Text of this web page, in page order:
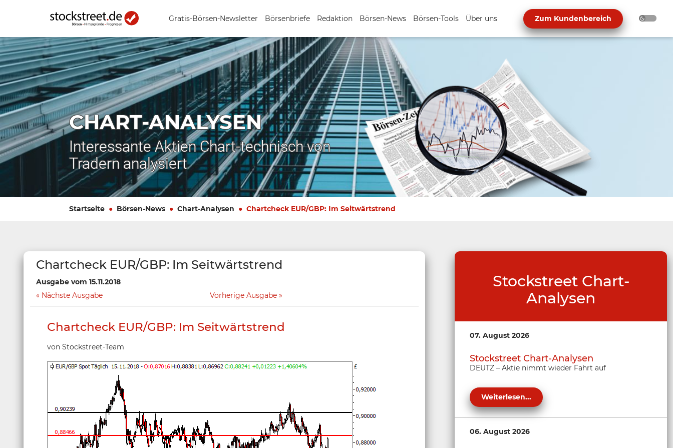
Gratis-Börsen-Newsletter Börsenbriefe Redaktion Börsen-News Börsen-Tools Über uns Zum Kundenbereich
CHART-ANALYSEN
Interessante Aktien Chart-technisch von
Tradern analysiert
Startseite Börsen-News Chart-Analysen Chartcheck EUR/GBP: Im Seitwärtstrend
Chartcheck EUR/GBP: Im Seitwärtstrend
Ausgabe vom 15.11.2018
Nächste Ausgabe
Vorherige Ausgabe
Chartcheck EUR/GBP: Im Seitwärtstrend
von Stockstreet-Team
Stockstreet Chart-
Analysen
07. August 2026
Stockstreet Chart-Analysen
DEUTZ – Aktie nimmt wieder Fahrt auf
Weiterlesen...
06. August 2026